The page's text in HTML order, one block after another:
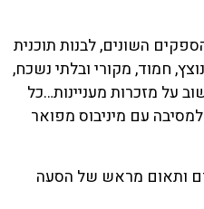
השונים, לבנות תוכנית
חמוד, מקורי ובלתי נשכח,
על מזכרות מעניינות…כל
עם מיניבוס מפואר
ותאום מראש של הסעה